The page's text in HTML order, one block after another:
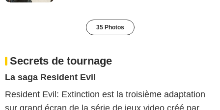
35 Photos
Secrets de tournage
La saga Resident Evil
Resident Evil: Extinction est la troisième adaptation
sur grand écran de la série de jeux video créé par